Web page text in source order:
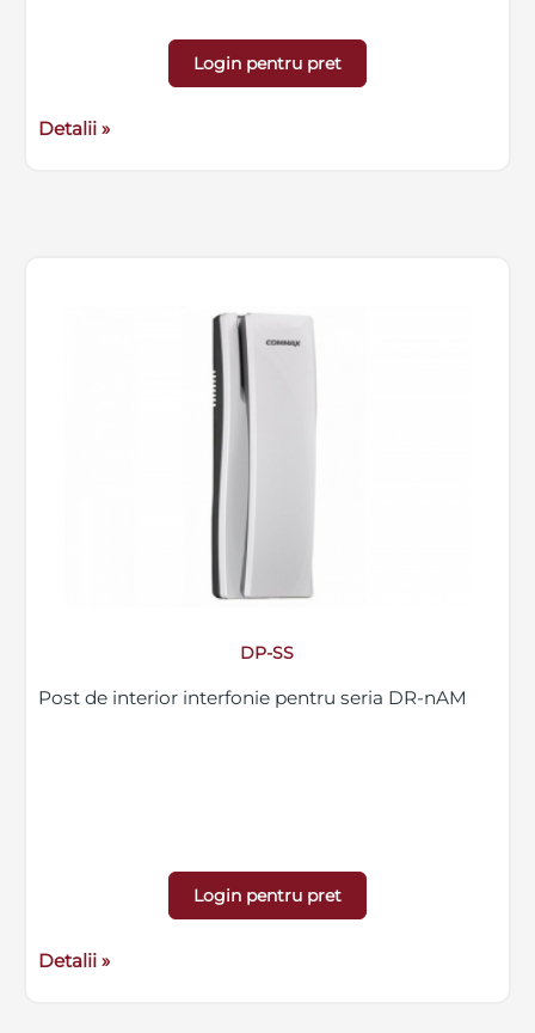
Login pentru pret
Detalii »
DP-SS
Post de interior interfonie pentru seria DR-nAM
Login pentru pret
Detalii »